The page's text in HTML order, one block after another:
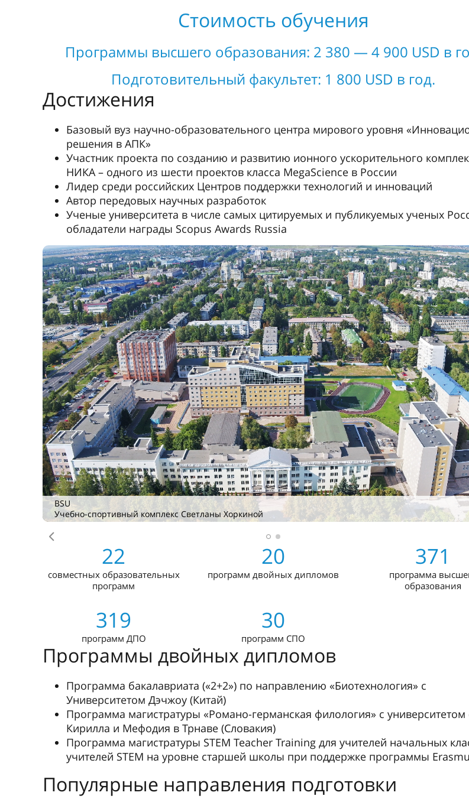
Стоимость обучения
Программы высшего образования: 2 380 — 4 900 USD в
Подготовительный факультет: 1 800 USD в год.
Достижения
Базовый вуз научно-образовательного центра мирового уровня
решения в АПК»
Участник проекта по созданию и развитию ионного ускорительного
НИКА – одного из шести проектов класса MegaScience в России
Лидер среди российских Центров поддержки технологий и инноваций
Автор передовых научных разработок
Ученые университета в числе самых цитируемых и публикуемых ученых
обладатели награды Scopus Awards Russia
В лаборатории института фармации, химии и биологии НИУ «БелГУ»
Предыдущее
22
совместных образовательных
программ
20
программ двойных дипломов
371
программа
образования
319
программ ДПО
30
программ СПО
Программы двойных дипломов
Программа бакалавриата («2+2») по направлению «Биотехнология» с
Университетом Дэчжоу (Китай)
Программа магистратуры «Романо-германская филология» с университетом
Кирилла и Мефодия в Трнаве (Словакия)
Программа магистратуры STEM Teacher Training для учителей начальных
учителей STEM на уровне старшей школы при поддержке программы
Популярные направления подготовки
Лечебное дело и стоматология
Фармация
Экономика
Международные отношения
Педагогическое образование
Журналистика и медиакоммуникации
Юриспруденция
IT-технологии и робототехника
Экология, прикладная геология, горное дело
Англоязычные программы
Бакалавриат
Химия
Лечебное дело